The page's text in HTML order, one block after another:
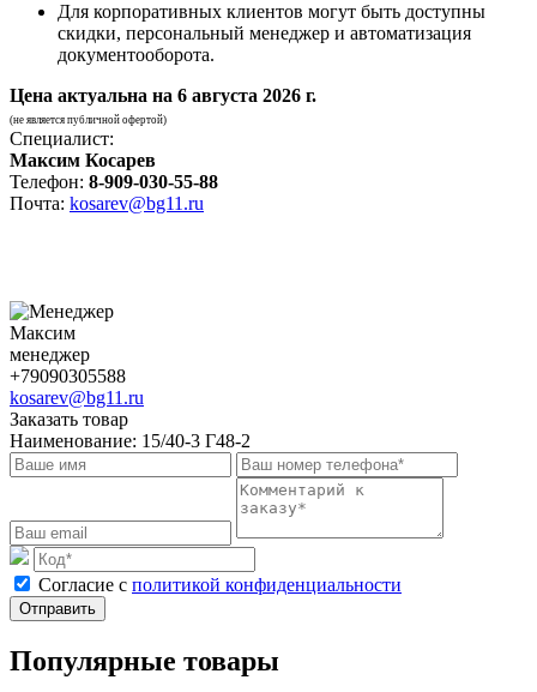
Для корпоративных клиентов могут быть доступны
скидки, персональный менеджер и автоматизация
документооборота.
Цена актуальна на 6 августа 2026 г.
(не является публичной офертой)
Специалист:
Максим Косарев
Телефон: 8-909-030-55-88
Почта: kosarev@bg11.ru
Максим
менеджер
+79090305588
kosarev@bg11.ru
Заказать товар
Наименование: 15/40-3 Г48-2
Cогласие с политикой конфиденциальности
Отправить
Популярные товары